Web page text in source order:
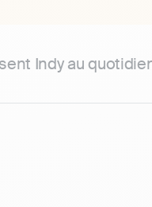
Indy au